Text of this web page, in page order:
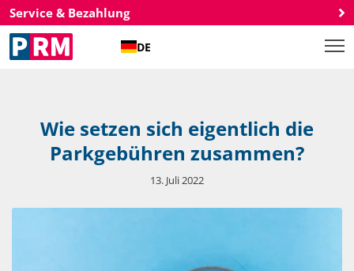
Service & Bezahlung
DE
Wie setzen sich eigentlich die
Parkgebühren zusammen?
13. Juli 2022